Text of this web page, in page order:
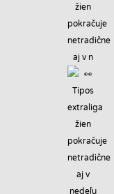
žien
pokračuje
netradične
aj v n